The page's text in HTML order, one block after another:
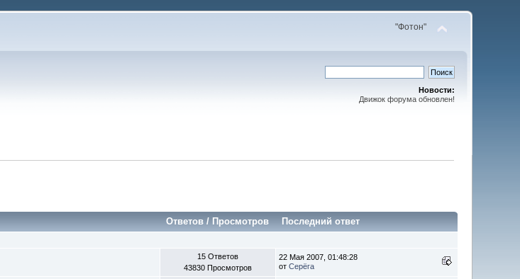
"Фотон"
Новости:
Движок форума обновлен!
Ответов /Просмотров Последний ответ
15 Ответов
43830 Просмотров
22 Мая 2007, 01:48:28
отСерёга